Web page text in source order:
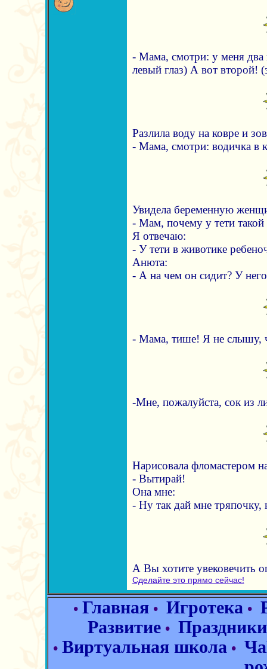
- Мама, смотри: у меня два
левый глаз) А вот второй!
Разлила воду на ковре и
- Мама, смотри: водичка в
Увидела беременную
- Мам, почему у тети
Я отвечаю:
- У тети в животике
Анюта:
- А на чем он сидит? У него
- Мама, тише! Я не слышу,
-Мне, пожалуйста, сок из
Нарисовала фломастером
- Вытирай!
Она мне:
- Ну так дай мне тряпочку,
А Вы хотите увековечить
Сделайте это прямо сейчас!
• Главная • Игротека •
Развитие• Праздники
• Виртуальная школа •